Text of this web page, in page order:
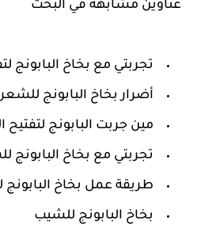
عناوين مشابهة في البحث
تجربتي مع بخاخ البابونج
أضرار بخاخ البابونج للشعر
مين جربت البابونج لتفتيح
تجربتي مع بخاخ البابونج
طريقة عمل بخاخ
بخاخ البابونج للشيب